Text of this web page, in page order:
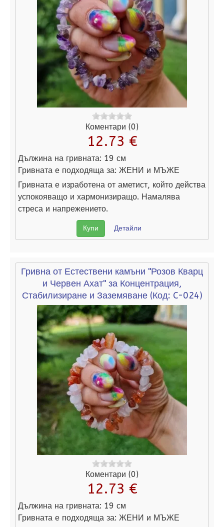
Коментари (0)
12.73 €
Дължина на гривната: 19 см
Гривната е подходяща за: ЖЕНИ и МЪЖЕ
Гривната е изработена от аметист, който действа
успокояващо и хармонизиращо. Намалява
стреса и напрежението.
Купи Детайли
Гривна от Естествени камъни "Розов Кварц
и Червен Ахат" за Концентрация,
Стабилизиране и Заземяване (Код: C-024)
Коментари (0)
12.73 €
Дължина на гривната: 19 см
Гривната е подходяща за: ЖЕНИ и МЪЖЕ